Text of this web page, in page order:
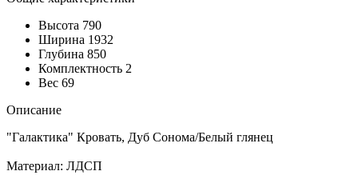
Высота 790
Ширина 1932
Глубина 850
Комплектность 2
Вес 69
Описание
"Галактика" Кровать, Дуб Сонома/Белый глянец
Материал: ЛДСП